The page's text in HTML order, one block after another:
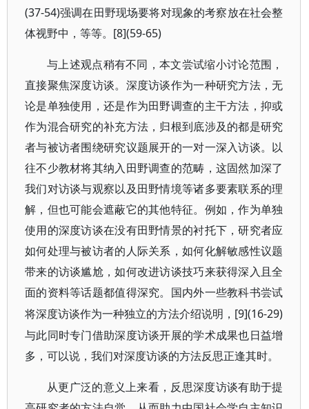
(37-54)强调在田野现场要将对现象的考察放在社会整
体视野中，等等。[8](59-65)
与上述观点稍有不同，本文尝试缩小讨论范围，
直接聚焦深度访谈。深度访谈作为一种研究方法，无
论是单独使用，还是作为田野调查的主干方法，抑或
作为混合研究的补充方法，归根到底涉及的都是研究
者与被访者围绕研究议题展开的一对一深入访谈。以
往不少教材将其纳入田野调查的范畴，这固然加深了
我们对访谈与观察以及田野情境等诸多要素联系的理
解，但也可能会遮蔽它的其他特征。例如，作为单独
使用的深度访谈在没有田野情景的衬托下，研究者应
如何处理与被访者的人际关系，如何化解敏感性议题
带来的访谈尴尬，如何改进访谈技巧来获得深入且全
面的资料等话题都值得深究。国内外一些教科书尝试
将深度访谈作为一种独立的方法介绍说明， [9](16-29)
与此同时专门借助深度访谈开展的学术成果也日益增
多，可以说，我们对深度访谈的方法反思正逢其时。
从更广泛的意义上来看，反思深度访谈有助于提